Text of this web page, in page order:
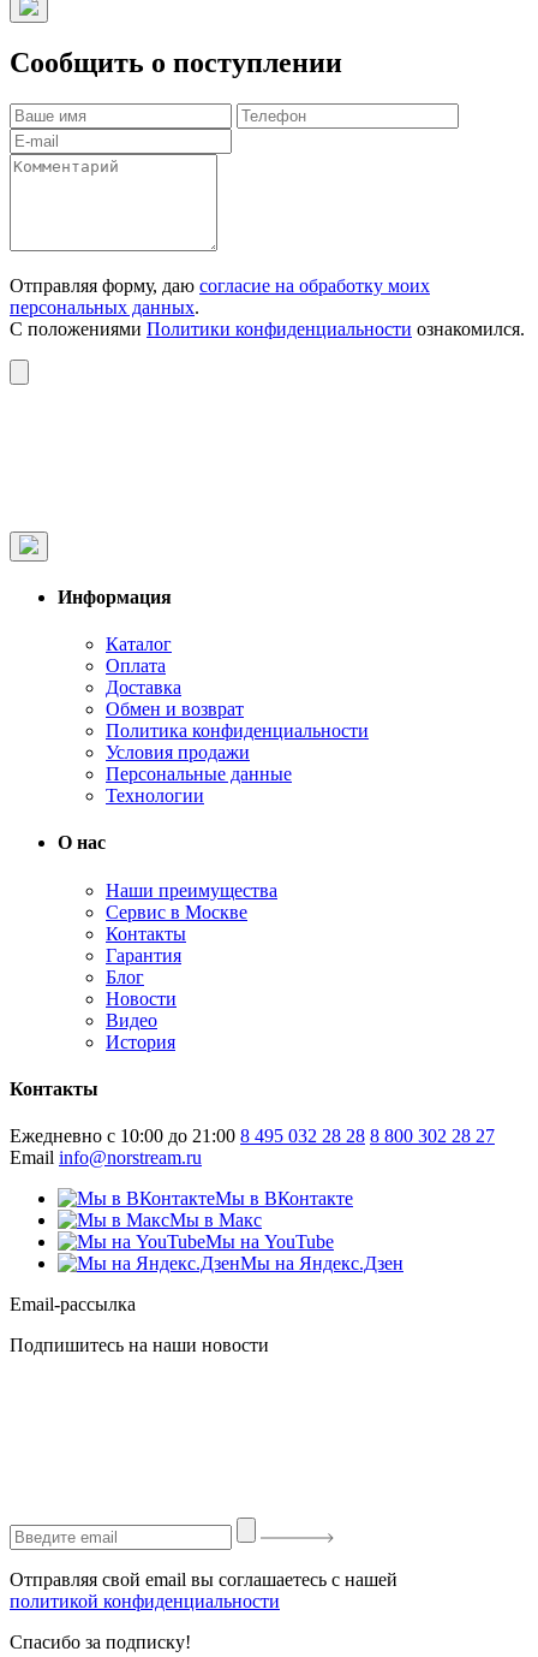
Сообщить о поступлении
Отправляя форму, даю согласие на обработку моих
персональных данных.
С положениями Политики конфиденциальности ознакомился.
Информация
Каталог
Оплата
Доставка
Обмен и возврат
Политика конфиденциальности
Условия продажи
Персональные данные
Технологии
О нас
Наши преимущества
Сервис в Москве
Контакты
Гарантия
Блог
Новости
Видео
История
Контакты
Ежедневно с 10:00 до 21:00 8 495 032 28 28 8 800 302 28 27
Email info@norstream.ru
Мы в ВКонтакте
Мы в Макс
Мы на YouTube
Мы на Яндекс.Дзен
Email-рассылка
Подпишитесь на наши новости
Отправляя свой email вы соглашаетесь с нашей
политикой конфиденциальности
Спасибо за подписку!